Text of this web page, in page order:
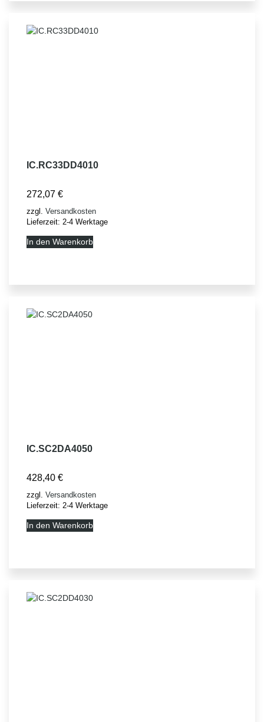
IC.RC33DD4010
272,07 €
zzgl. Versandkosten
Lieferzeit: 2-4 Werktage
In den Warenkorb
IC.SC2DA4050
428,40 €
zzgl. Versandkosten
Lieferzeit: 2-4 Werktage
In den Warenkorb